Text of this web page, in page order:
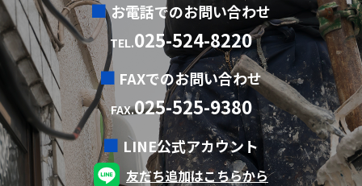
お電話でのお問い合わせ
TEL.025-524-8220
FAXでのお問い合わせ
FAX.025-525-9380
LINE公式アカウント
友だち追加はこちらから